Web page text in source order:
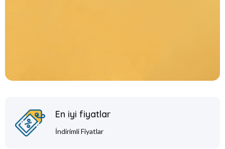
En iyi fiyatlar
İndirimli Fiyatlar